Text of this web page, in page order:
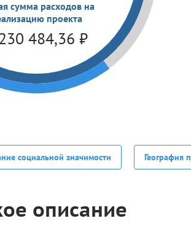
сумма расходов на
проекта
484,36 ₽
социальной значимости География
описание